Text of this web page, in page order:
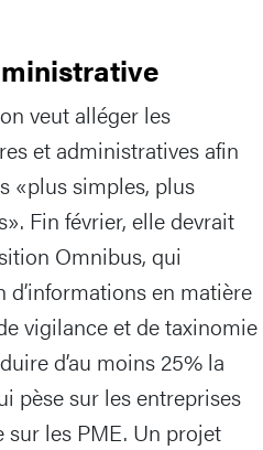
veut alléger les
et administratives afin
«plus simples, plus
Fin février, elle devrait
Omnibus, qui
en matière
vigilance et de taxinomie
d’au moins 25% la
pèse sur les entreprises
sur les PME. Un projet